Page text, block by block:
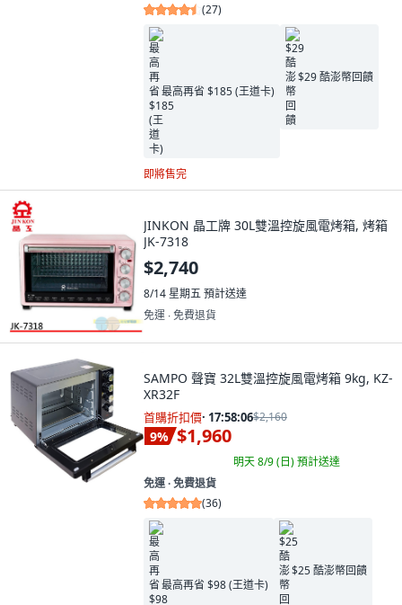
(27)
最高再省 $185 (王道卡)
$29 酷澎幣回饋
即將售完
JINKON 晶工牌 30L雙溫控旋風電烤箱, 烤箱
JK-7318
$2,740
8/14 星期五預計送達
免運 ∙ 免費退貨
SAMPO 聲寶 32L雙溫控旋風電烤箱 9kg, KZ-
XR32F
首購折扣價· 17:58:04$2,160
9% $1,960
明天 8/9 (日)預計送達
免運 ∙ 免費退貨
(36)
最高再省 $98 (王道卡)
$25 酷澎幣回饋